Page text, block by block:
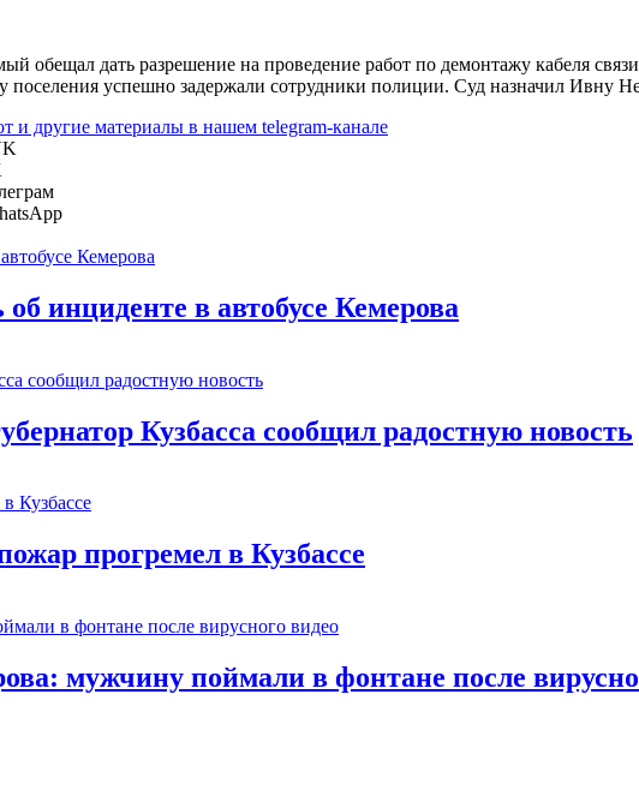
обещал дать разрешение на проведение работ по демонтажу кабеля
поселения успешно задержали сотрудники полиции. Суд назначил Ивну
и другие материалы в нашем telegram-канале
инциденте в автобусе Кемерова
Кузбасса сообщил радостную новость
прогремел в Кузбассе
мужчину поймали в фонтане после